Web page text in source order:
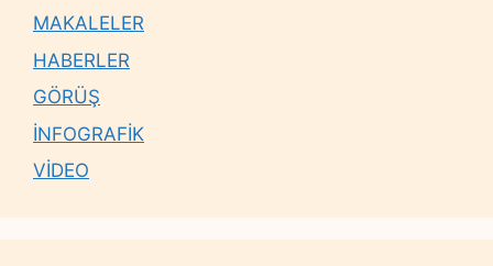
MAKALELER
HABERLER
GÖRÜŞ
İNFOGRAFİK
VİDEO